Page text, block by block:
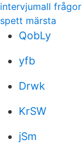
intervjumall frågor
spett märsta
QobLy
yfb
Drwk
KrSW
jSm